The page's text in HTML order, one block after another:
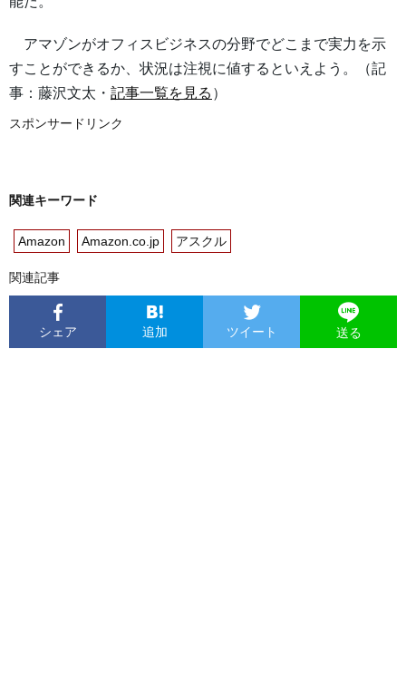
アマゾンがオフィスビジネスの分野でどこまで実力を示
すことができるか、状況は注視に値するといえよう。（記
事：藤沢文太・ 記事一覧を見る ）
スポンサードリンク
関連キーワード
Amazon Amazon.co.jp アスクル
関連記事
シェア 追加 ツイート 送る